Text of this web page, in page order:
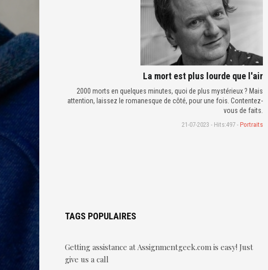
La mort est plus lourde que l'air
2000 morts en quelques minutes, quoi de plus mystérieux ? Mais
attention, laissez le romanesque de côté, pour une fois. Contentez-
vous de faits.
21-07-2023 - Hits:497 - Portraits
TAGS POPULAIRES
Getting assistance at Assignmentgeek.com is easy! Just
give us a call